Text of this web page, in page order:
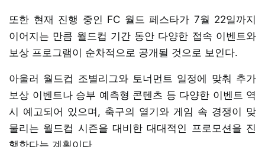
또한 현재 진행 중인 FC 월드 페스타가 7월 22일까지
이어지는 만큼 월드컵 기간 동안 다양한 접속 이벤트와
보상 프로그램이 순차적으로 공개될 것으로 보인다.
아울러 월드컵 조별리그와 토너먼트 일정에 맞춰 추가
보상 이벤트나 승부 예측형 콘텐츠 등 다양한 이벤트 역
시 예고되어 있으며, 축구의 열기와 게임 속 경쟁이 맞
물리는 월드컵 시즌을 대비한 대대적인 프로모션을 진
행한다는 계획이다.